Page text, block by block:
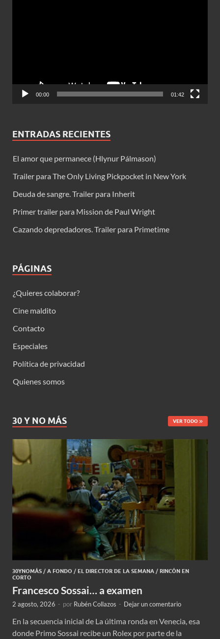
00:00 01:42
ENTRADAS RECIENTES
El amor que permanece (Hlynur Pálmason)
Trailer para The Only Living Pickpocket in New York
Deuda de sangre. Trailer para Inherit
Primer trailer para Mission de Paul Wright
Cazando depredadores. Trailer para Primetime
PÁGINAS
¿Quieres colaborar?
Cine maldito
Contacto
Especiales
Política de privacidad
Quienes somos
30 Y NO MÁS VER TODO
30YNOMÁS / A FONDO / EL DIRECTOR DE LA SEMANA / RINCÓN EN
CORTO
Francesco Sossai… a examen
2 agosto, 2026 - por Rubén Collazos - Dejar un comentario
En la secuencia inicial de La última ronda en Venecia, esa
donde Primo Sossai recibe un Rolex por parte de la